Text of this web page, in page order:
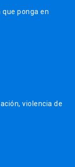
ponga en
violencia de